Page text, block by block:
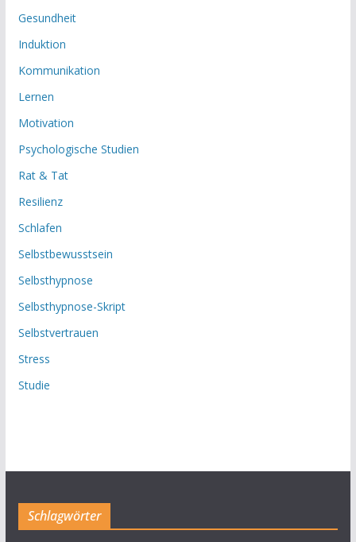
Gesundheit
Induktion
Kommunikation
Lernen
Motivation
Psychologische Studien
Rat & Tat
Resilienz
Schlafen
Selbstbewusstsein
Selbsthypnose
Selbsthypnose-Skript
Selbstvertrauen
Stress
Studie
Schlagwörter